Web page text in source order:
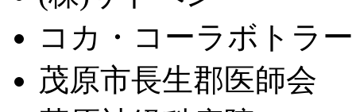
コカ・コーラボトラ
茂原市長生郡医師会